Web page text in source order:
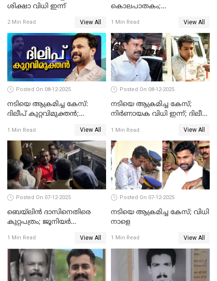
ശിക്ഷാ വിധി ഇന്ന്
2 Min Read View All
കൊലപാതകം;
സമ്മതിച്ചെന്ന് പൊലീസ്
1 Min Read View All
Posted On 08-12-2025
നടിയെ ആക്രമിച്ച കേസ്:
ദിലീപ് കുറ്റവിമുക്തന്‍;
പ്രതികള്‍ കുറ്റക്കാര്‍;
ശിക്ഷവിധി 12 ന്
1 Min Read View All
Posted On 08-12-2025
നടിയെ ആക്രമിച്ച കേസ്;
നിർണായക വിധി ഇന്ന്; ദിലീപ്
1 Min Read View All
Posted On 07-12-2025
ബെയ്‌ലിന്‍ ദാസിനെതിരെ
കുറ്റപത്രം; ജൂനിയർ
മർദിച്ച കേസ്
1 Min Read View All
Posted On 07-12-2025
നടിയെ ആക്രമിച്ച കേസ്; വിധി
നാളെ
1 Min Read View All